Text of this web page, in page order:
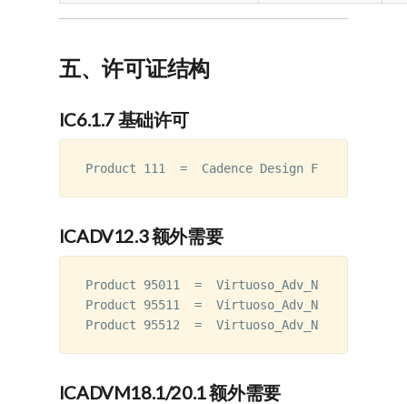
五、许可证结构
IC6.1.7 基础许可
ICADV12.3 额外需要
Product 95011  =
Product 95511  =
ICADVM18.1/20.1 额外需要